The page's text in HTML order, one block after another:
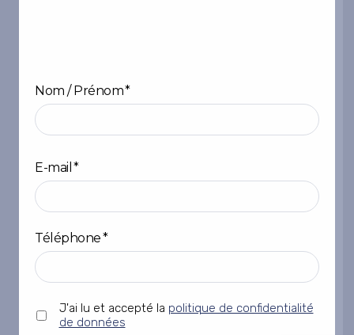
Nom / Prénom*
E-mail *
Téléphone*
Sans
titre
*
J'ai lu et accepté la politique de confidentialité
de données